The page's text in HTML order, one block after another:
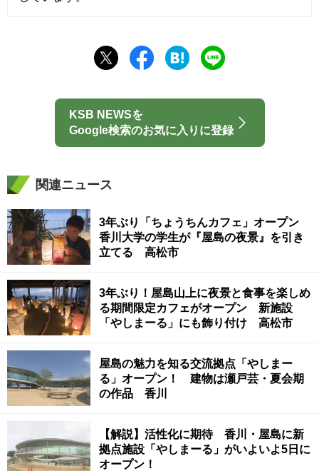
KSB NEWSを
Google検索のお気に入りに登録
関連ニュース
3年ぶり「ちょうちんカフェ」オープン
香川大学の学生が『屋島の夜景』を引き
立てる 高松市
3年ぶり！屋島山上に夜景と食事を楽しめ
る期間限定カフェがオープン 新施設
「やしまーる」にも飾り付け 高松市
屋島の魅力を知る交流拠点「やしまー
る」オープン！ 建物は瀬戸芸・夏会期
の作品 香川
【解説】活性化に期待 香川・屋島に新
拠点施設「やしまーる」がいよいよ5日に
オープン！